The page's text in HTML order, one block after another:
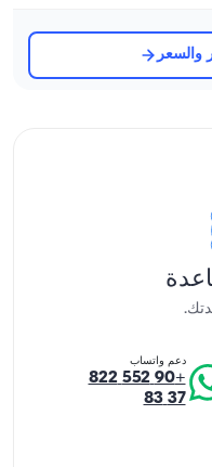
والسعر
دعم واتساب
+90 552 822
37 83